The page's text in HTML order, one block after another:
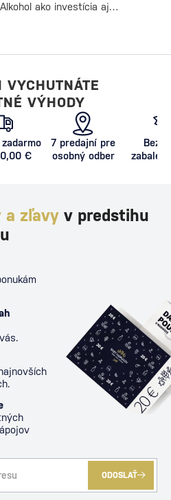
ako investícia aj…
VÝHODY
€
7 predajní pre
osobný odber
a zľavy v predstihu
ODOSLAŤ